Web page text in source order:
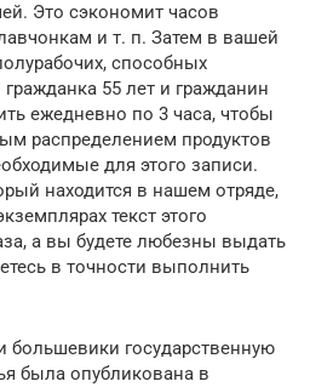
Это сэкономит часов
и т. п. Затем в вашей
способных
55 лет и гражданин
ежедневно по 3 часа, чтобы
распределением продуктов
для этого записи.
находится в нашем отряде,
текст этого
а вы будете любезны выдать
в точности выполнить
большевики государственную
была опубликована в